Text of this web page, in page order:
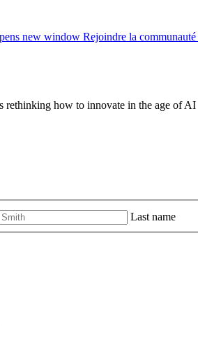
new window Rejoindre la communauté
rethinking how to innovate in the age of AI
Last name